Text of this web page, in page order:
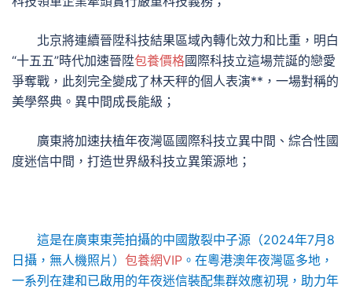
北京將連續晉陞科技結果區域內轉化效力和比重，明白
“十五五”時代加速晉陞包養價格國際科技立這場荒誕的戀愛
爭奪戰，此刻完全變成了林天秤的個人表演**，一場對稱的
美學祭典。異中間成長能級；
廣東將加速扶植年夜灣區國際科技立異中間、綜合性國
度迷信中間，打造世界級科技立異策源地；
這是在廣東東莞拍攝的中國散裂中子源（2024年7月8
日攝，無人機照片） 包養網VIP 。在粵港澳年夜灣區多地，
一系列在建和已啟用的年夜迷信裝配集群效應初現，助力年